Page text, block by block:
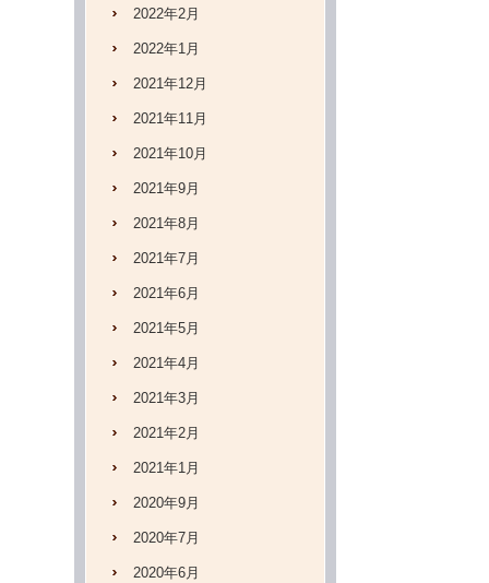
2022年2月
2022年1月
2021年12月
2021年11月
2021年10月
2021年9月
2021年8月
2021年7月
2021年6月
2021年5月
2021年4月
2021年3月
2021年2月
2021年1月
2020年9月
2020年7月
2020年6月